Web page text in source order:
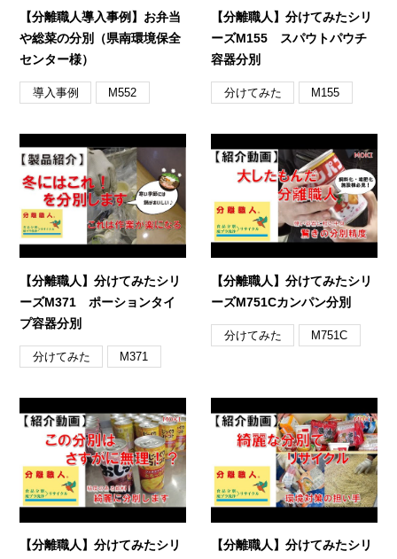
【分離職人導入事例】お弁当
や総菜の分別（県南環境保全
センター様）
導入事例 M552
【分離職人】分けてみたシリ
ーズM155 スパウトパウチ
容器分別
分けてみた M155
【分離職人】分けてみたシリ
ーズM371 ポーションタイ
プ容器分別
分けてみた M371
【分離職人】分けてみたシリ
ーズM751Cカンパン分別
分けてみた M751C
【分離職人】分けてみたシリ
【分離職人】分けてみたシリ